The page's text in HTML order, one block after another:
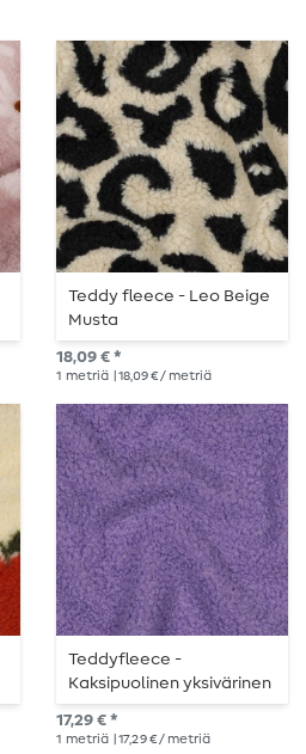
Teddy fleece - Leo Beige
Musta
18,09 € *
1 metriä | 18,09 € / metriä
Teddyfleece -
Kaksipuolinen yksivärinen
laventeli
17,29 € *
1 metriä | 17,29 € / metriä